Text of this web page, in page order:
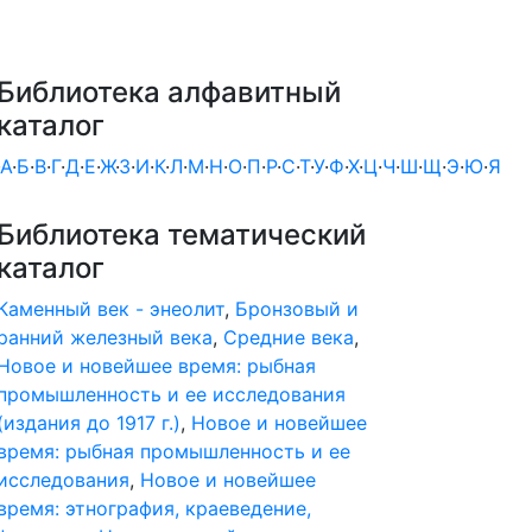
алфавитный
А·Б·В·Г·Д·Е·Ж·З·И·К·Л·М·Н·О·П·Р·С·Т·У·Ф·Х·Ц·Ч·Ш·Щ·Э·Ю·Я
тематический
век - энеолит, Бронзовый и
железный века, Средние века,
и новейшее время: рыбная
и ее исследования
до 1917 г.), Новое и новейшее
рыбная промышленность и ее
, Новое и новейшее
этнография, краеведение,